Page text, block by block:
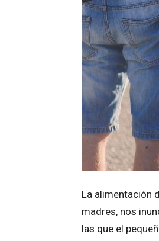
La alimentación
madres, nos
las que el